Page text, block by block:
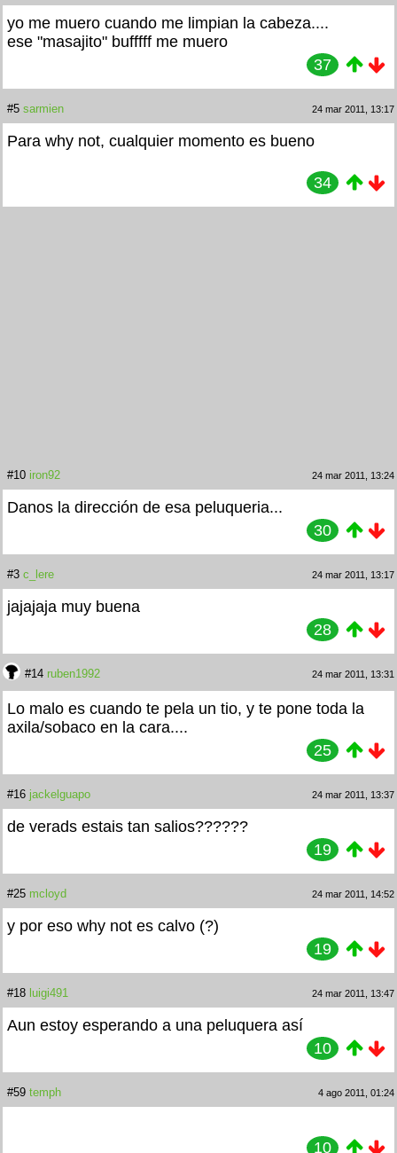
yo me muero cuando me limpian la cabeza....
ese "masajito" bufffff me muero
37
#5 sarmien 24 mar 2011, 13:17
Para why not, cualquier momento es bueno
34
#10 iron92 24 mar 2011, 13:24
Danos la dirección de esa peluqueria...
30
#3 c_lere 24 mar 2011, 13:17
jajajaja muy buena
28
#14 ruben1992 24 mar 2011, 13:31
Lo malo es cuando te pela un tio, y te pone toda la
axila/sobaco en la cara....
25
#16 jackelguapo 24 mar 2011, 13:37
de verads estais tan salios??????
19
#25 mcloyd 24 mar 2011, 14:52
y por eso why not es calvo (?)
19
#18 luigi491 24 mar 2011, 13:47
Aun estoy esperando a una peluquera así
10
#59 temph 4 ago 2011, 01:24
10